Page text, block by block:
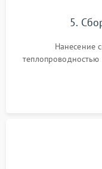
5.
Нанесение
шлейфов, модулей